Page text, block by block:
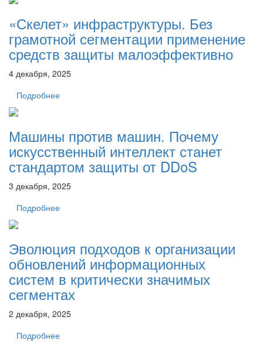
«Скелет» инфраструктуры. Без
грамотной сегментации применение
средств защиты малоэффективно
4 декабря, 2025
Подробнее
Машины против машин. Почему
искусственный интеллект станет
стандартом защиты от DDoS
3 декабря, 2025
Подробнее
Эволюция подходов к организации
обновлений информационных
систем в критически значимых
сегментах
2 декабря, 2025
Подробнее